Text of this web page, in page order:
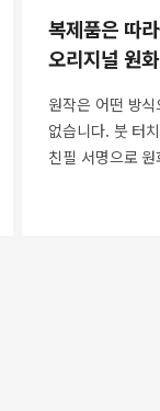
복제품은 따
오리지널 원
원작은 어떤 방
없습니다. 붓 터
친필 서명으로